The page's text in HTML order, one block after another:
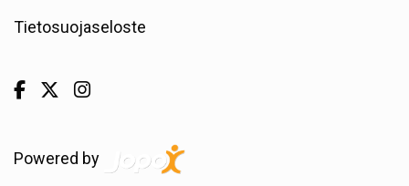
Tietosuojaseloste
Powered by